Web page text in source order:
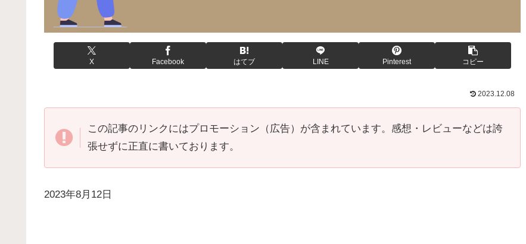
X Facebook はてブ LINE Pinterest コピー
2023.12.08
この記事のリンクにはプロモーション（広告）が含まれています。感想・レビューなどは誇
張せずに正直に書いております。
2023年8月12日